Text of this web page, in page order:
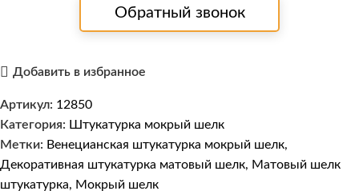
Обратный звонок
Добавить в избранное
Артикул: 12850
Категория: Штукатурка мокрый шелк
Метки: Венецианская штукатурка мокрый шелк,
Декоративная штукатурка матовый шелк, Матовый шелк
штукатурка, Мокрый шелк